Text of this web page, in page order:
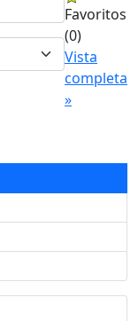
Favoritos
(0)
Vista
completa
»